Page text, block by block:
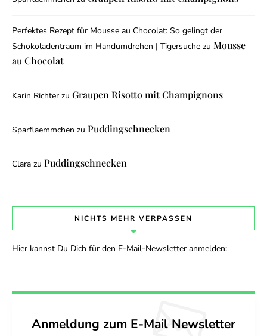
Perfektes Rezept für Mousse au Chocolat: So gelingt der
Schokoladentraum im Handumdrehen | Tigersuche zu Mousse
au Chocolat
Karin Richter zu Graupen Risotto mit Champignons
Sparflaemmchen zu Puddingschnecken
Clara zu Puddingschnecken
NICHTS MEHR VERPASSEN
Hier kannst Du Dich für den E-Mail-Newsletter anmelden:
Anmeldung zum E-Mail Newsletter